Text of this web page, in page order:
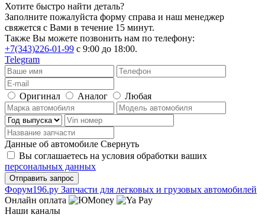
Хотите быстро найти деталь?
Заполните пожалуйста форму справа и наш менеджер
свяжется с Вами в течение 15 минут.
Также Вы можете позвонить нам по телефону:
+7(343)226-01-99 с 9:00 до 18:00.
Telegram
Оригинал Аналог Любая
Данные об автомобиле Свернуть
Вы соглашаетесь на условия обработки ваших
персональных данных
Фoрум196.ру Запчасти для легковых и грузовых автомобилей
Онлайн оплата
Наши каналы